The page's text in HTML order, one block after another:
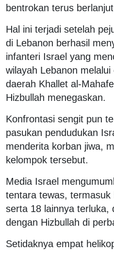
bentrokan terus
Hal ini terjadi setelah
di Lebanon berhasil
infanteri Israel yang
wilayah Lebanon
daerah Khallet al-
Hizbullah menegaskan.
Konfrontasi sengit pun
pasukan pendudukan
menderita korban jiwa,
kelompok tersebut.
Media Israel
tentara tewas, termasuk
serta 18 lainnya terluka,
dengan Hizbullah di
Setidaknya empat